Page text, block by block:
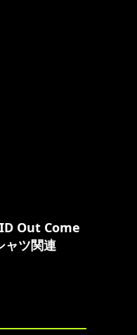
Out Come
ャツ関連